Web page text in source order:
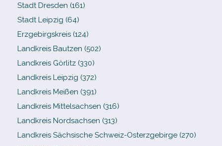
Stadt Dresden (161)
Stadt Leipzig (64)
Erzgebirgskreis (124)
Landkreis Bautzen (502)
Landkreis Görlitz (330)
Landkreis Leipzig (372)
Landkreis Meißen (391)
Landkreis Mittelsachsen (316)
Landkreis Nordsachsen (313)
Landkreis Sächsische Schweiz-​Osterzgebirge (270)